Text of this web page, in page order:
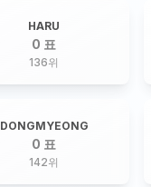
HARU
0 표
136위
DONGMYEONG
0 표
142위